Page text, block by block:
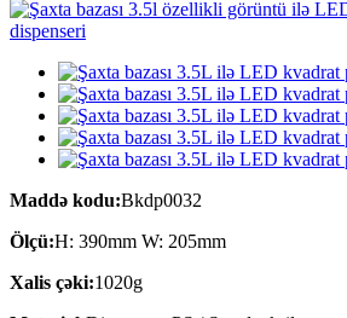
Maddə kodu:Bkdp0032
Ölçü:H: 390mm W: 205mm
Xalis çəki:1020g